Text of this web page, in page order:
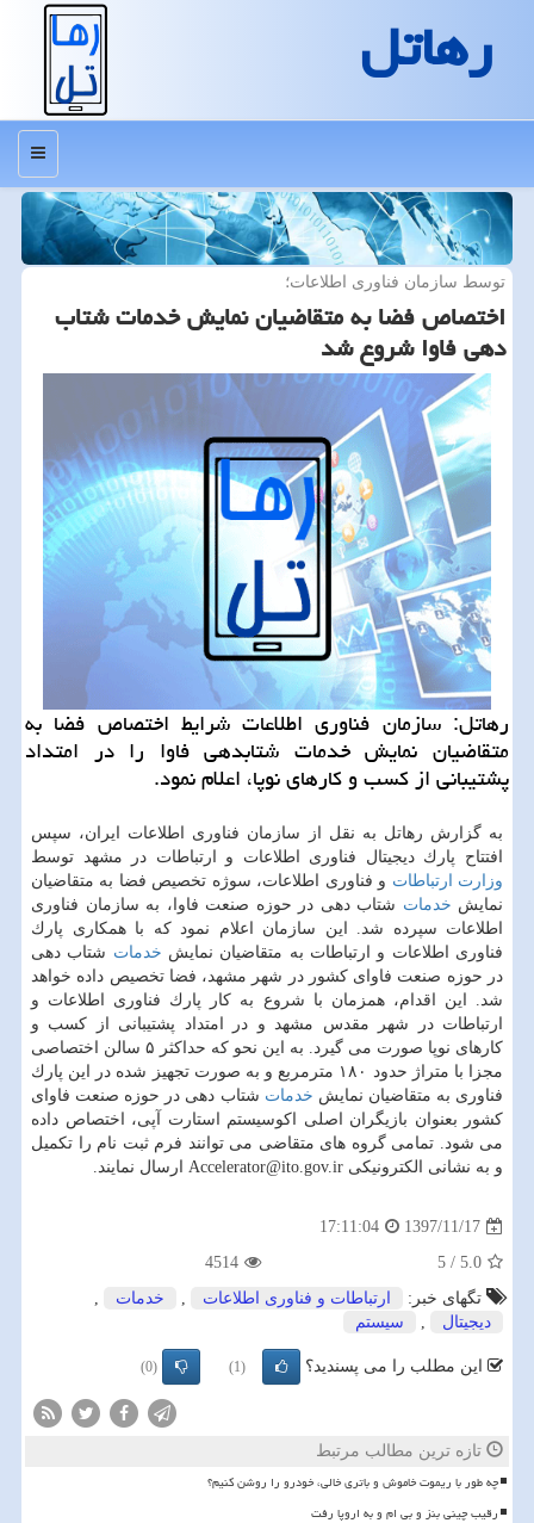
رهاتل
منو
توسط سازمان فناوری اطلاعات؛
اختصاص فضا به متقاضیان نمایش خدمات شتاب
دهی فاوا شروع شد
رهاتل: سازمان فناوری اطلاعات شرایط اختصاص فضا به
متقاضیان نمایش خدمات شتابدهی فاوا را در امتداد
پشتیبانی از كسب و كارهای نوپا، اعلام نمود.
به گزارش رهاتل به نقل از سازمان فناوری اطلاعات ایران، سپس
افتتاح پارك دیجیتال فناوری اطلاعات و ارتباطات در مشهد توسط
وزارت ارتباطات و فناوری اطلاعات، سوژه تخصیص فضا به متقاضیان
نمایش خدمات شتاب دهی در حوزه صنعت فاوا، به سازمان فناوری
اطلاعات سپرده شد. این سازمان اعلام نمود كه با همكاری پارك
فناوری اطلاعات و ارتباطات به متقاضیان نمایش خدمات شتاب دهی
در حوزه صنعت فاوای كشور در شهر مشهد، فضا تخصیص داده خواهد
شد. این اقدام، همزمان با شروع به كار پارك فناوری اطلاعات و
ارتباطات در شهر مقدس مشهد و در امتداد پشتیبانی از كسب و
كارهای نوپا صورت می گیرد. به این نحو كه حداكثر ۵ سالن اختصاصی
مجزا با متراژ حدود ۱۸۰ مترمربع و به صورت تجهیز شده در این پارك
فناوری به متقاضیان نمایش خدمات شتاب دهی در حوزه صنعت فاوای
كشور بعنوان بازیگران اصلی اكوسیستم استارت آپی، اختصاص داده
می شود. تمامی گروه های متقاضی می توانند فرم ثبت نام را تكمیل
و به نشانی الكترونیكی Accelerator@ito.gov.ir ارسال نمایند.
1397/11/17
17:11:04
5.0
/
5
4514
تگهای خبر:
ارتباطات و فناوری اطلاعات , خدمات
,
دیجیتال
, سیستم
این مطلب را می پسندید؟ (1)
(0)
تازه ترین مطالب مرتبط
چه طور با ریموت خاموش و باتری خالی، خودرو را روشن کنیم؟
رقیب چینی بنز و بی ام و به اروپا رفت